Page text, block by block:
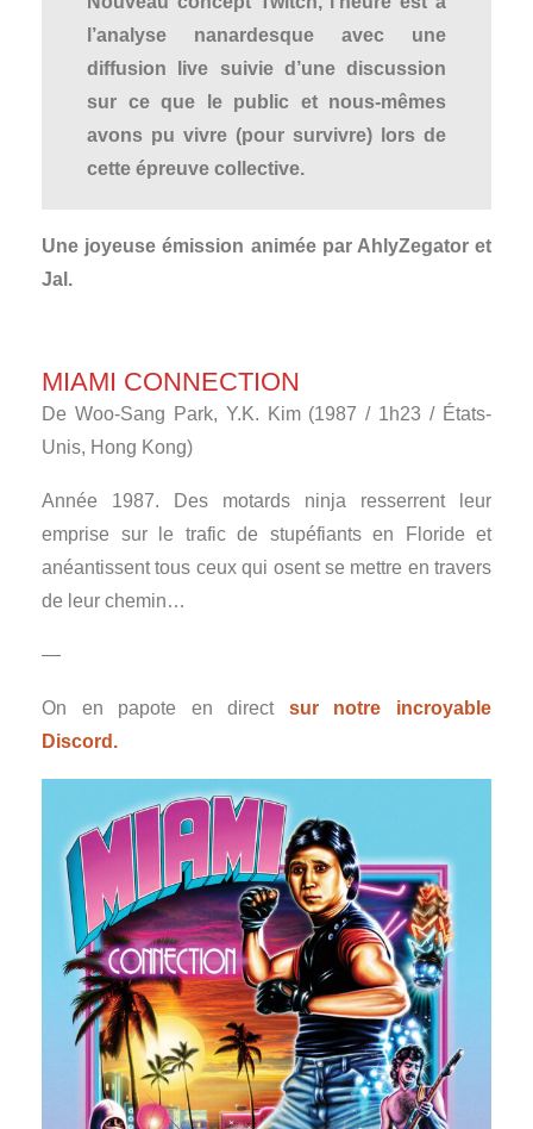
l’analyse nanardesque avec une
diffusion live suivie d’une discussion
sur ce que le public et nous-mêmes
avons pu vivre (pour survivre) lors de
cette épreuve collective.
Une joyeuse émission animée par AhlyZegator et
Jal.
MIAMI CONNECTION
De Woo-Sang Park, Y.K. Kim (1987 / 1h23 / États-
Unis, Hong Kong)
Année 1987. Des motards ninja resserrent leur
emprise sur le trafic de stupéfiants en Floride et
anéantissent tous ceux qui osent se mettre en travers
de leur chemin…
—
On en papote en direct sur notre incroyable
Discord.